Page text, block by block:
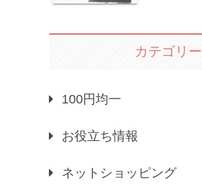
カテゴリー
100円均一
お役立ち情報
ネットショッピング